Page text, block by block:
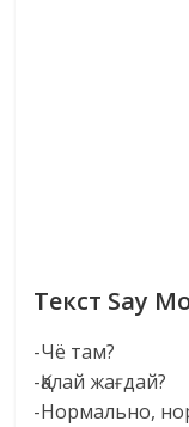
Текст Say
-Чё там?
-Қалай жағдай?
-Нормально,